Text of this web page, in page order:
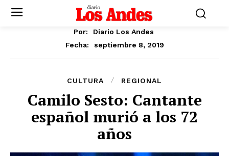
Por:
Diario Los Andes
Fecha:
septiembre 8, 2019
CULTURA REGIONAL
Camilo Sesto: Cantante
español murió a los 72
años